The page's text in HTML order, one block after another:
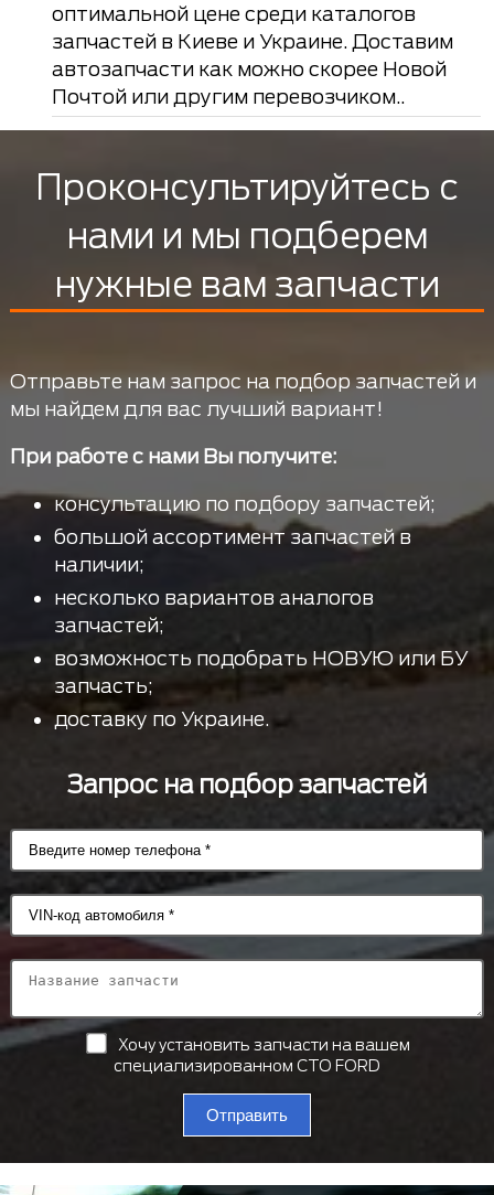
оптимальной цене среди каталогов
запчастей в Киеве и Украине. Доставим
автозапчасти как можно скорее Новой
Почтой или другим перевозчиком..
Проконсультируйтесь с
нами и мы подберем
нужные вам запчасти
Отправьте нам запрос на подбор запчастей и
мы найдем для вас лучший вариант!
При работе с нами Вы получите:
консультацию по подбору запчастей;
большой ассортимент запчастей в
наличии;
несколько вариантов аналогов
запчастей;
возможность подобрать НОВУЮ или БУ
запчасть;
доставку по Украине.
Запрос на подбор запчастей
Хочу установить запчасти на вашем
специализированном СТО FORD
Отправить